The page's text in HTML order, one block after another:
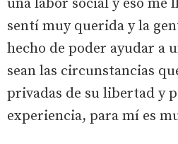
una labor social y eso me
sentí muy querida y la
hecho de poder ayudar a
sean las circunstancias
privadas de su libertad y
experiencia, para mí es